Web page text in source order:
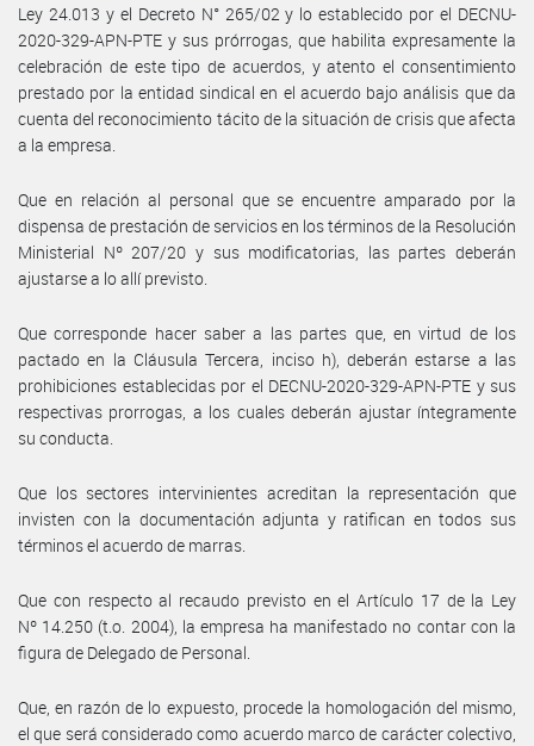
Ley 24.013 y el Decreto N° 265/02 y lo establecido por el DECNU-
2020-329-APN-PTE y sus prórrogas, que habilita expresamente la
celebración de este tipo de acuerdos, y atento el consentimiento
prestado por la entidad sindical en el acuerdo bajo análisis que da
cuenta del reconocimiento tácito de la situación de crisis que afecta
a la empresa.
Que en relación al personal que se encuentre amparado por la
dispensa de prestación de servicios en los términos de la Resolución
Ministerial Nº 207/20 y sus modificatorias, las partes deberán
ajustarse a lo allí previsto.
Que corresponde hacer saber a las partes que, en virtud de los
pactado en la Cláusula Tercera, inciso h), deberán estarse a las
prohibiciones establecidas por el DECNU-2020-329-APN-PTE y sus
respectivas prorrogas, a los cuales deberán ajustar íntegramente
su conducta.
Que los sectores intervinientes acreditan la representación que
invisten con la documentación adjunta y ratifican en todos sus
términos el acuerdo de marras.
Que con respecto al recaudo previsto en el Artículo 17 de la Ley
Nº 14.250 (t.o. 2004), la empresa ha manifestado no contar con la
figura de Delegado de Personal.
Que, en razón de lo expuesto, procede la homologación del mismo,
el que será considerado como acuerdo marco de carácter colectivo,